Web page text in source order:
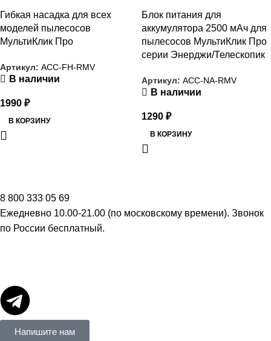
Гибкая насадка для всех
моделей пылесосов
МультиКлик Про
Артикул: ACC-FH-RMV
В наличии
1990 ₽
В КОРЗИНУ
Блок питания для
аккумулятора 2500 мАч для
пылесосов МультиКлик Про
серии Энерджи/Телескопик
Артикул: ACC-NA-RMV
В наличии
1290 ₽
В КОРЗИНУ
8 800 333 05 69
Ежедневно 10.00-21.00 (по московскому времени). Звонок
по России бесплатный.
Напишите нам